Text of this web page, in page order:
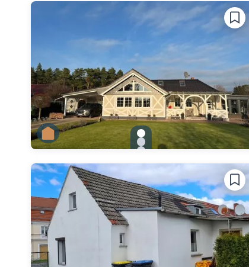
Zu Slide 4 wechseln
gallery.slide_selector
Zu Slide 1 wechseln
Zu Slide 2 wechseln